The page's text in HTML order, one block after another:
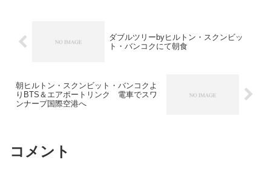
ダブルツリーbyヒルトン・スクンビッ
ト・バンコクにて朝食
朝ヒルトン・スクンビット・バンコクよ
りBTS＆エアポートリンク 電車でスワ
ンナープ国際空港へ
コメント